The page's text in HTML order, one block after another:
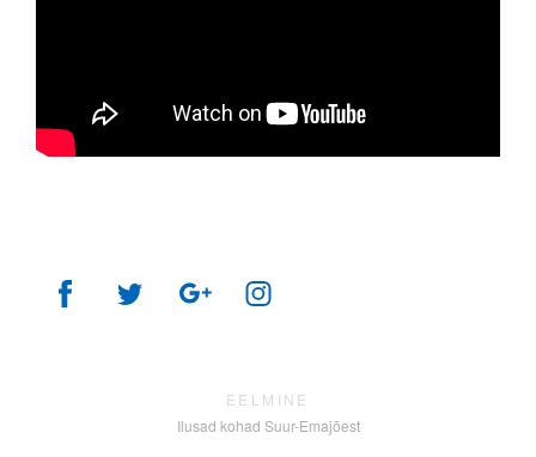
EELMINE
Ilusad kohad Suur-Emajõest